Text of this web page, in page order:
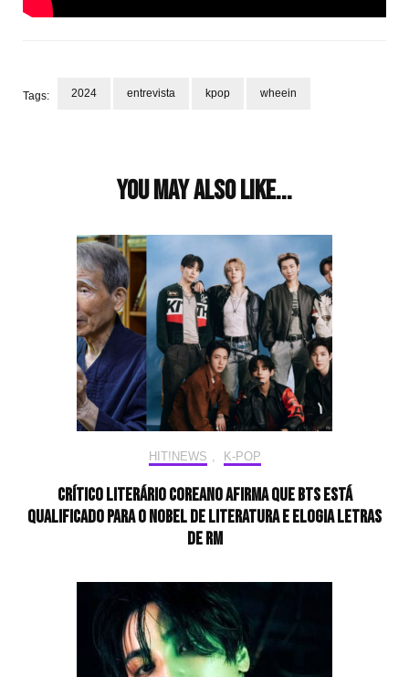
Tags: 2024 entrevista kpop wheein
You may also like...
HIT!NEWS , K-POP
Crítico literário coreano afirma que BTS está
qualificado para o Nobel de Literatura e elogia letras
de RM